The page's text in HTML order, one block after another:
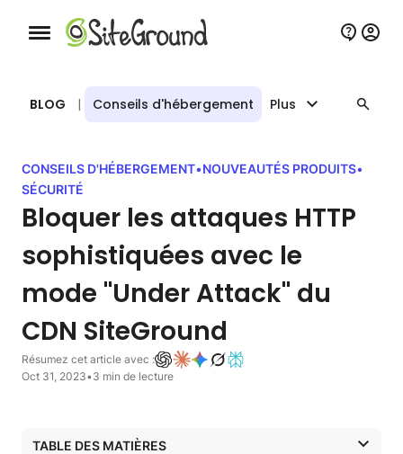
Bouton de navigation mobile
BLOG | Conseils d'hébergement Plus
CONSEILS D'HÉBERGEMENT•NOUVEAUTÉS PRODUITS•
SÉCURITÉ
Bloquer les attaques HTTP
sophistiquées avec le
mode "Under Attack" du
CDN SiteGround
Résumez cet article avec :
Oct 31, 2023•3 min de lecture
TABLE DES MATIÈRES